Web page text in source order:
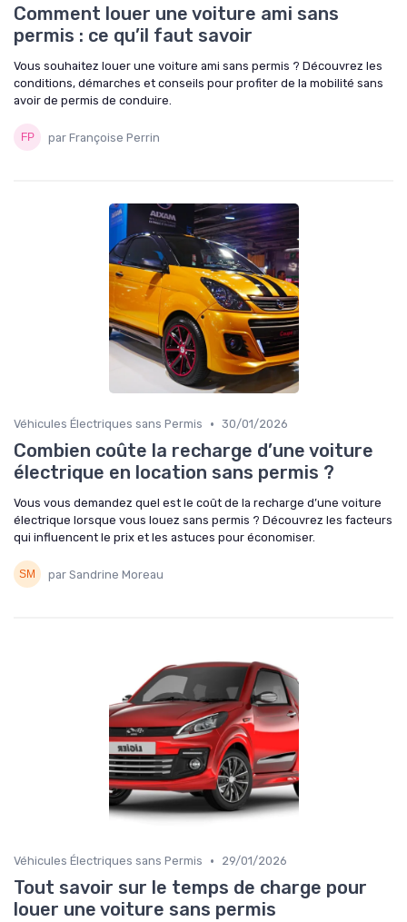
Comment louer une voiture ami sans
permis : ce qu’il faut savoir
Vous souhaitez louer une voiture ami sans permis ? Découvrez les
conditions, démarches et conseils pour profiter de la mobilité sans
avoir de permis de conduire.
par Françoise Perrin
Véhicules Électriques sans Permis • 30/01/2026
Combien coûte la recharge d’une voiture
électrique en location sans permis ?
Vous vous demandez quel est le coût de la recharge d’une voiture
électrique lorsque vous louez sans permis ? Découvrez les facteurs
qui influencent le prix et les astuces pour économiser.
par Sandrine Moreau
Véhicules Électriques sans Permis • 29/01/2026
Tout savoir sur le temps de charge pour
louer une voiture sans permis